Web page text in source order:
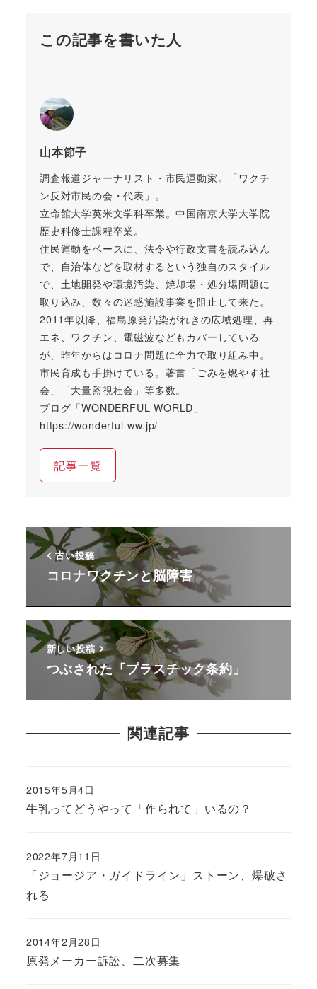
この記事を書いた人
山本節子
調査報道ジャーナリスト・市民運動家。「ワクチ
ン反対市民の会・代表」。
立命館大学英米文学科卒業。中国南京大学大学院
歴史科修士課程卒業。
住民運動をベースに、法令や行政文書を読み込ん
で、自治体などを取材するという独自のスタイル
で、土地開発や環境汚染、焼却場・処分場問題に
取り込み、数々の迷惑施設事業を阻止して来た。
2011年以降、福島原発汚染がれきの広域処理、再
エネ、ワクチン、電磁波などもカバーしている
が、昨年からはコロナ問題に全力で取り組み中。
市民育成も手掛けている。著書「ごみを燃やす社
会」「大量監視社会」等多数。
ブログ「WONDERFUL WORLD」
https://wonderful-ww.jp/
記事一覧
古い投稿
コロナワクチンと脳障害
新しい投稿
つぶされた「プラスチック条約」
関連記事
牛乳ってどうやって「作られて」いるの？
2015年5月4日
「ジョージア・ガイドライン」ストーン、爆破さ
れる
2022年7月11日
原発メーカー訴訟、二次募集
2014年2月28日